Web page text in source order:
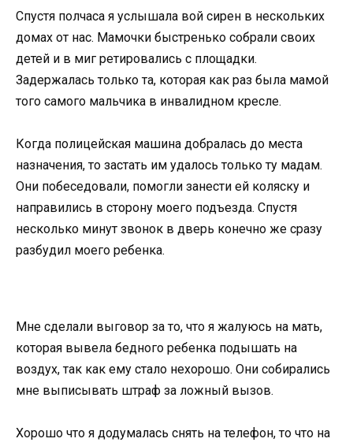
Спустя полчаса я услышала вой сирен в нескольких
домах от нас. Мамочки быстренько собрали своих
детей и в миг ретировались с площадки.
Задержалась только та, которая как раз была мамой
того самого мальчика в инвалидном кресле.
Когда полицейская машина добралась до места
назначения, то застать им удалось только ту мадам.
Они побеседовали, помогли занести ей коляску и
направились в сторону моего подъезда. Спустя
несколько минут звонок в дверь конечно же сразу
разбудил моего ребенка.
Мне сделали выговор за то, что я жалуюсь на мать,
которая вывела бедного ребенка подышать на
воздух, так как ему стало нехорошо. Они собирались
мне выписывать штраф за ложный вызов.
Хорошо что я додумалась снять на телефон, то что на